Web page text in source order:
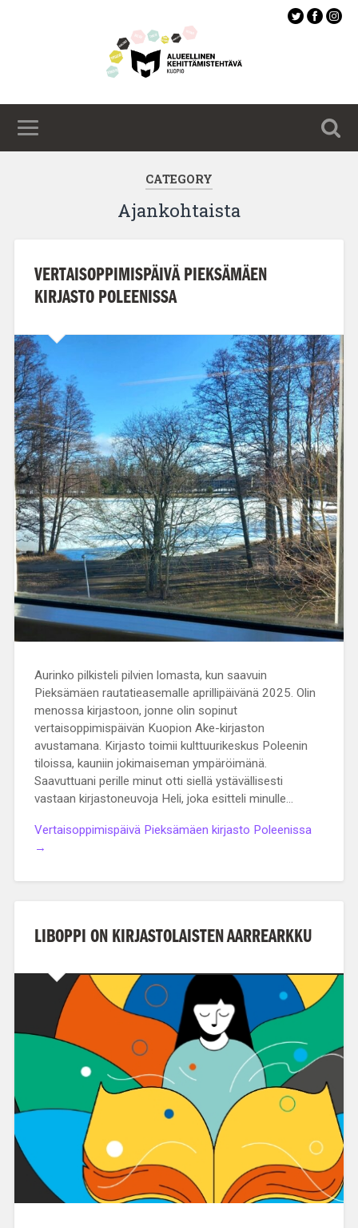
CATEGORY
Ajankohtaista
VERTAISOPPIMISPÄIVÄ PIEKSÄMÄEN
KIRJASTO POLEENISSA
Aurinko pilkisteli pilvien lomasta, kun saavuin
Pieksämäen rautatieasemalle aprillipäivänä 2025. Olin
menossa kirjastoon, jonne olin sopinut
vertaisoppimispäivän Kuopion Ake-kirjaston
avustamana. Kirjasto toimii kulttuurikeskus Poleenin
tiloissa, kauniin jokimaiseman ympäröimänä.
Saavuttuani perille minut otti siellä ystävällisesti
vastaan kirjastoneuvoja Heli, joka esitteli minulle…
Vertaisoppimispäivä Pieksämäen kirjasto Poleenissa
→
LIBOPPI ON KIRJASTOLAISTEN AARREARKKU